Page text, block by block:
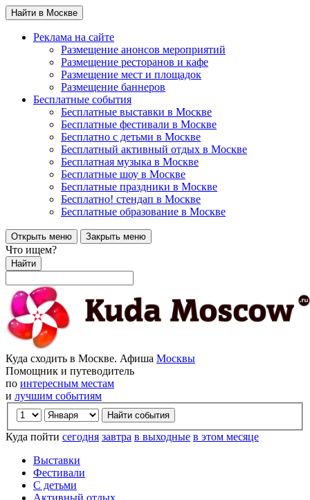
Найти в Москве
Реклама на сайте
Размещение анонсов мероприятий
Размещение ресторанов и кафе
Размещение мест и площадок
Размещение баннеров
Бесплатные события
Бесплатные выставки в Москве
Бесплатные фестивали в Москве
Бесплатно с детьми в Москве
Бесплатный активный отдых в Москве
Бесплатная музыка в Москве
Бесплатные шоу в Москве
Бесплатные праздники в Москве
Бесплатно! стендап в Москве
Бесплатные образование в Москве
Открыть меню Закрыть меню
Что ищем?
Найти
Куда сходить в Москве. Афиша Москвы
Помощник и путеводитель
по интересным местам
и лучшим событиям
Куда пойти сегодня завтра в выходные в этом месяце
Выставки
Фестивали
С детьми
Активный отдых